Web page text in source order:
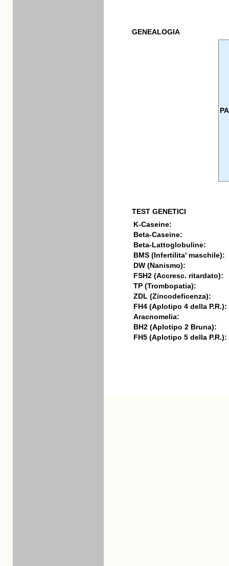
GENEALOGIA
TEST GENETICI
K-Caseine:
Beta-Caseine:
Beta-Lattoglobuline:
BMS (Infertilita' maschile):
DW (Nanismo):
FSH2 (Accresc. ritardato):
TP (Trombopatia):
ZDL (Zincodeficenza):
FH4 (Aplotipo 4 della P.R.):
Aracnomelia:
BH2 (Aplotipo 2 Bruna):
FH5 (Aplotipo 5 della P.R.):